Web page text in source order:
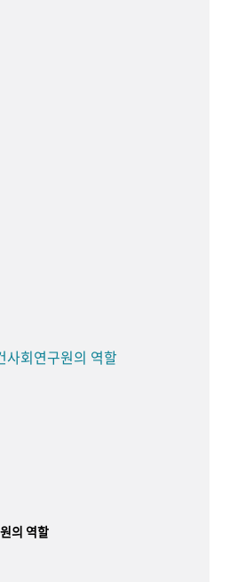
사회연구원의 역할
의 역할